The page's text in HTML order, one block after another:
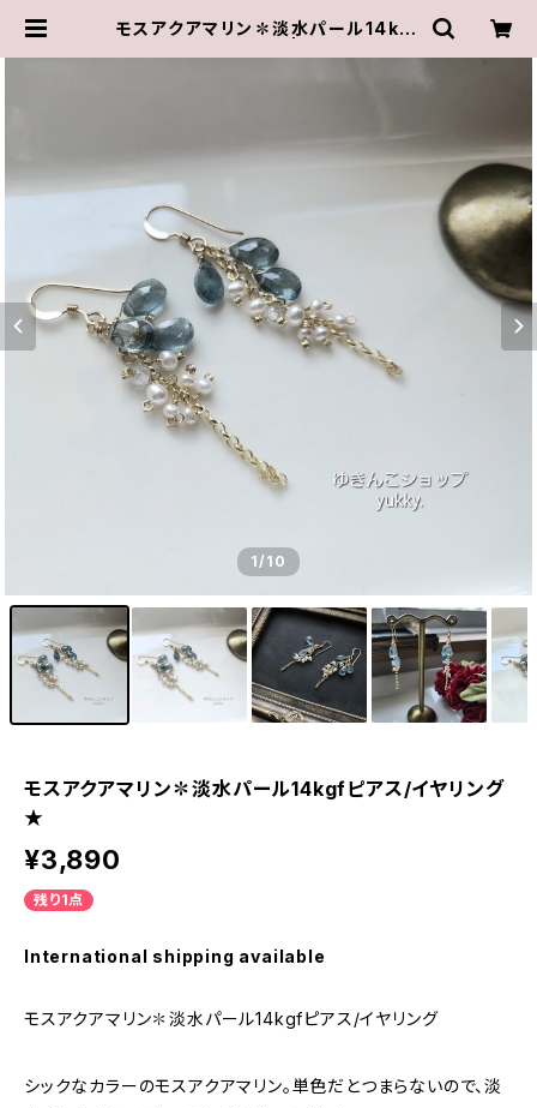
モスアクアマリン✽淡水パール14kgf
1/10
モスアクアマリン✽淡水パール14kgfピアス/イヤリング
★
¥3,890
残り1点
International shipping available
モスアクアマリン✽淡水パール14kgfピアス/イヤリング
シックなカラーのモスアクアマリン。単色だとつまらないので、淡